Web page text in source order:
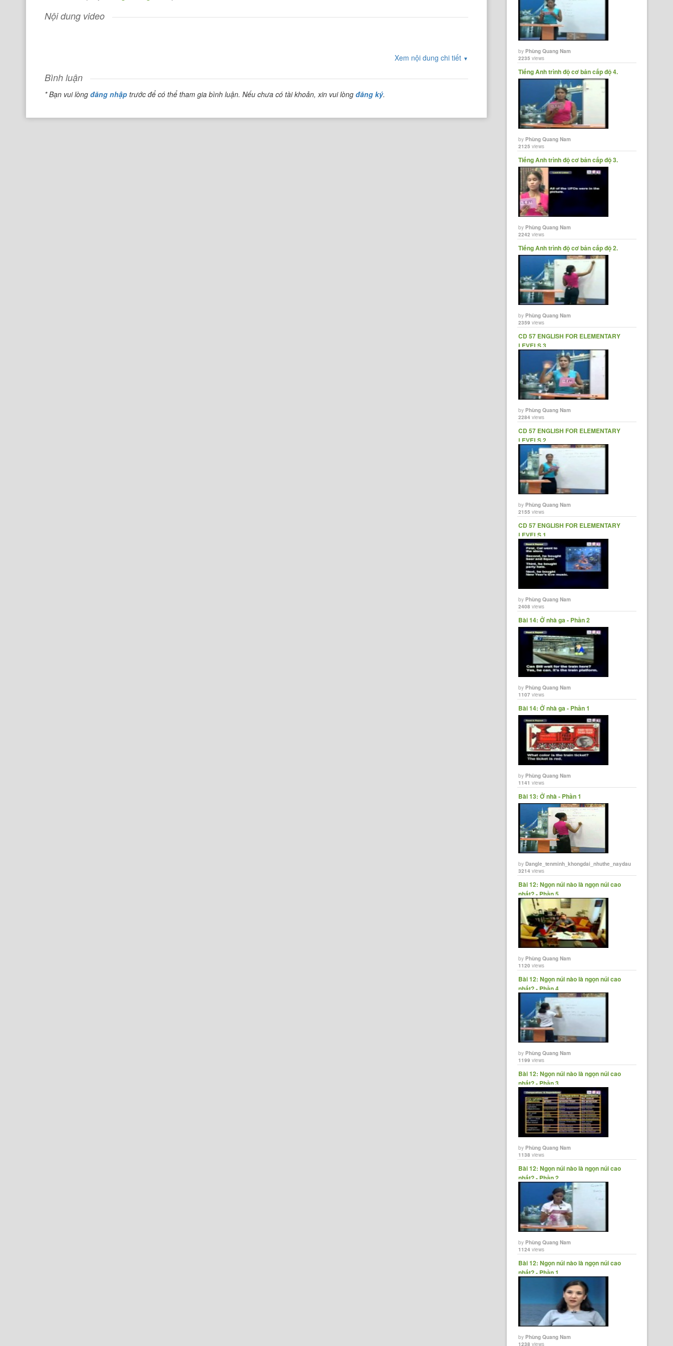
Nội dung video
Xem nội dung chi tiết ▼
Bình luận
* Bạn vui lòngđăng nhập trước để có thể tham gia bình luận. Nếu chưa có tài khoản, xin vui lòngđăng ký.
byPhùng Quang Nam
2235 views
Tiếng Anh trình độ cơ bản cấp độ 4.
byPhùng Quang Nam
2125 views
Tiếng Anh trình độ cơ bản cấp độ 3.
byPhùng Quang Nam
2242 views
Tiếng Anh trình độ cơ bản cấp độ 2.
byPhùng Quang Nam
2359 views
CD 57 ENGLISH FOR ELEMENTARY
LEVELS 3
byPhùng Quang Nam
2284 views
CD 57 ENGLISH FOR ELEMENTARY
LEVELS 2
byPhùng Quang Nam
2155 views
CD 57 ENGLISH FOR ELEMENTARY
LEVELS 1
byPhùng Quang Nam
2408 views
Bài 14: Ở nhà ga - Phần 2
byPhùng Quang Nam
1107 views
Bài 14: Ở nhà ga - Phần 1
byPhùng Quang Nam
1141 views
Bài 13: Ở nhà - Phần 1
byDangle_tenminh_khongdai_nhuthe_naydau
3214 views
Bài 12: Ngọn núi nào là ngọn núi cao
nhất? - Phần 5
byPhùng Quang Nam
1120 views
Bài 12: Ngọn núi nào là ngọn núi cao
nhất? - Phần 4
byPhùng Quang Nam
1199 views
Bài 12: Ngọn núi nào là ngọn núi cao
nhất? - Phần 3
byPhùng Quang Nam
1138 views
Bài 12: Ngọn núi nào là ngọn núi cao
nhất? - Phần 2
byPhùng Quang Nam
1124 views
Bài 12: Ngọn núi nào là ngọn núi cao
nhất? - Phần 1
byPhùng Quang Nam
1238 views